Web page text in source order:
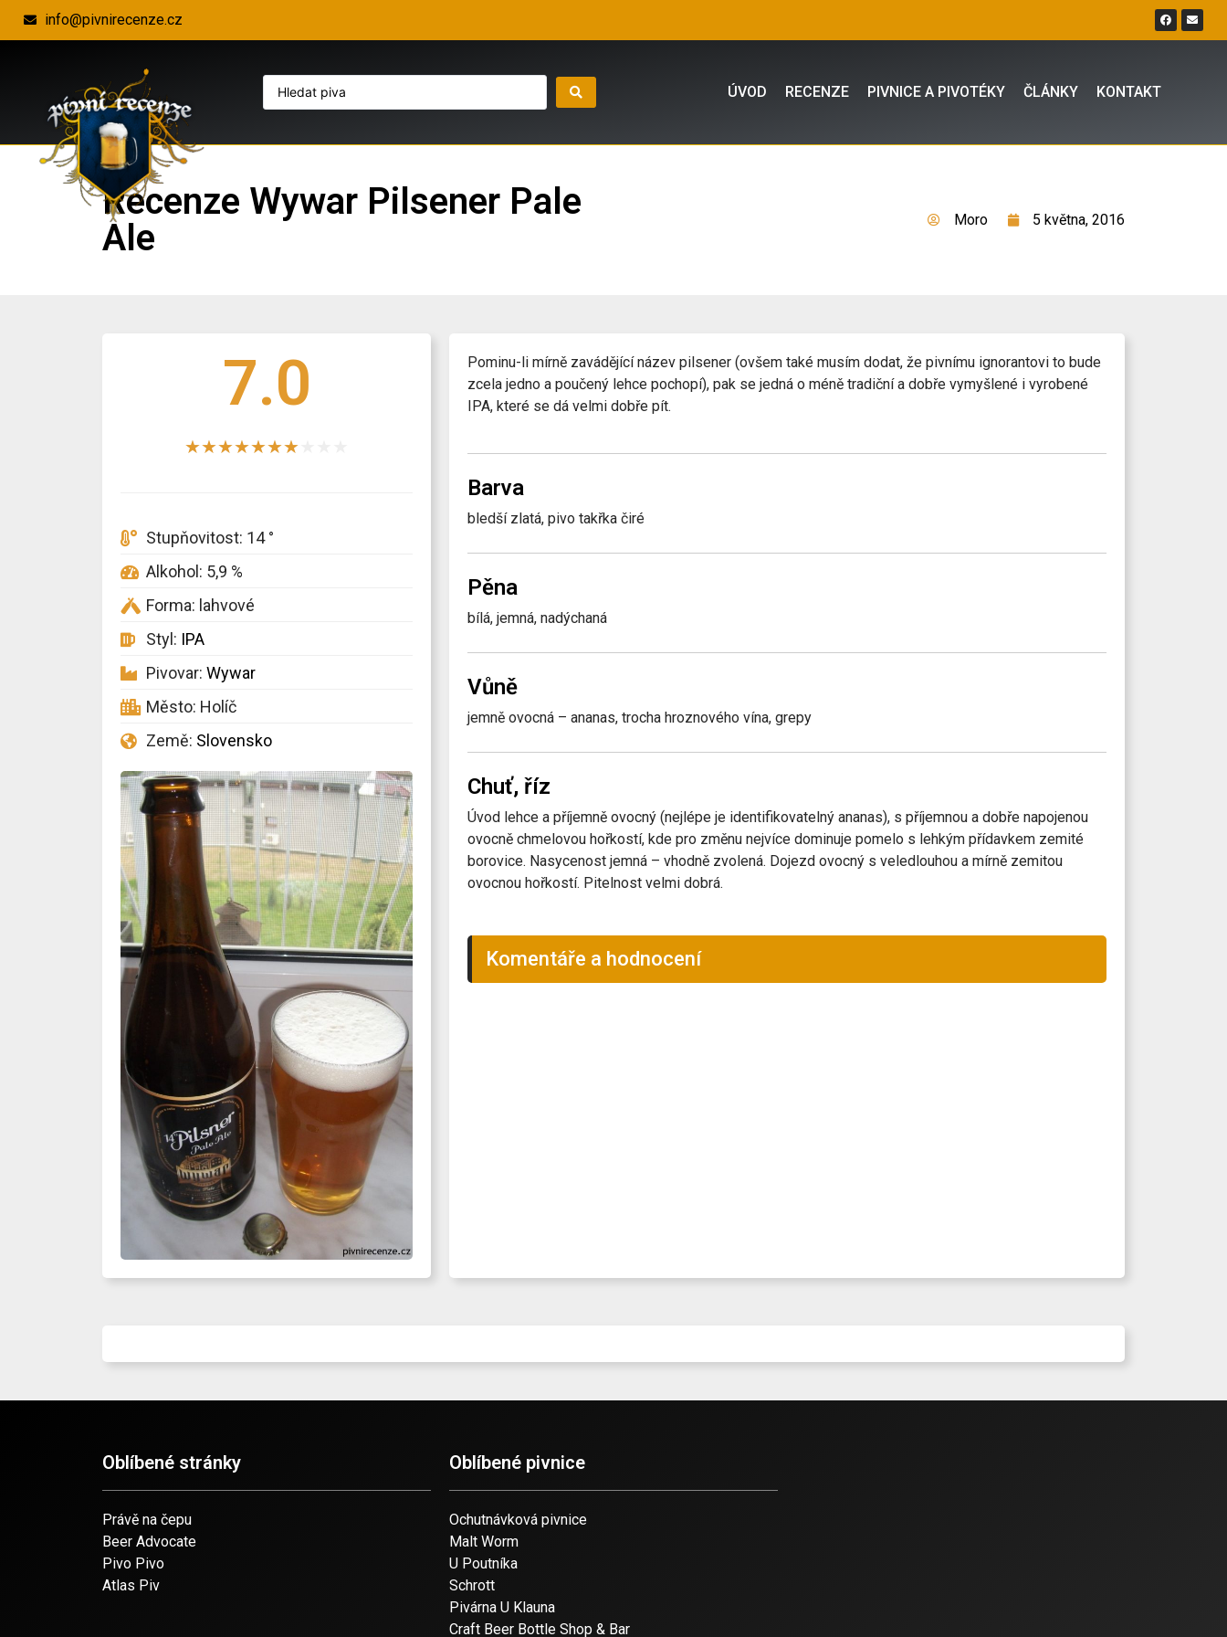
info@pivnirecenze.cz
ÚVOD RECENZE PIVNICE A PIVOTÉKY ČLÁNKY KONTAKT
Recenze Wywar Pilsener Pale
Ale
Moro 5 května, 2016
7.0
★★★★★★★
Stupňovitost: 14 °
Alkohol: 5,9 %
Forma: lahvové
Styl: IPA
Pivovar: Wywar
Město: Holíč
Země: Slovensko
Pominu-li mírně zavádějící název pilsener (ovšem také musím dodat, že pivnímu ignorantovi to bude
zcela jedno a poučený lehce pochopí), pak se jedná o méně tradiční a dobře vymyšlené i vyrobené
IPA, které se dá velmi dobře pít.
Barva
bledší zlatá, pivo takřka čiré
Pěna
bílá, jemná, nadýchaná
Vůně
jemně ovocná – ananas, trocha hroznového vína, grepy
Chuť, říz
Úvod lehce a příjemně ovocný (nejlépe je identifikovatelný ananas), s příjemnou a dobře napojenou
ovocně chmelovou hořkostí, kde pro změnu nejvíce dominuje pomelo s lehkým přídavkem zemité
borovice. Nasycenost jemná – vhodně zvolená. Dojezd ovocný s veledlouhou a mírně zemitou
ovocnou hořkostí. Pitelnost velmi dobrá.
Komentáře a hodnocení
Oblíbené stránky
Právě na čepu
Beer Advocate
Pivo Pivo
Atlas Piv
Oblíbené pivnice
Ochutnávková pivnice
Malt Worm
U Poutníka
Schrott
Pivárna U Klauna
Craft Beer Bottle Shop & Bar